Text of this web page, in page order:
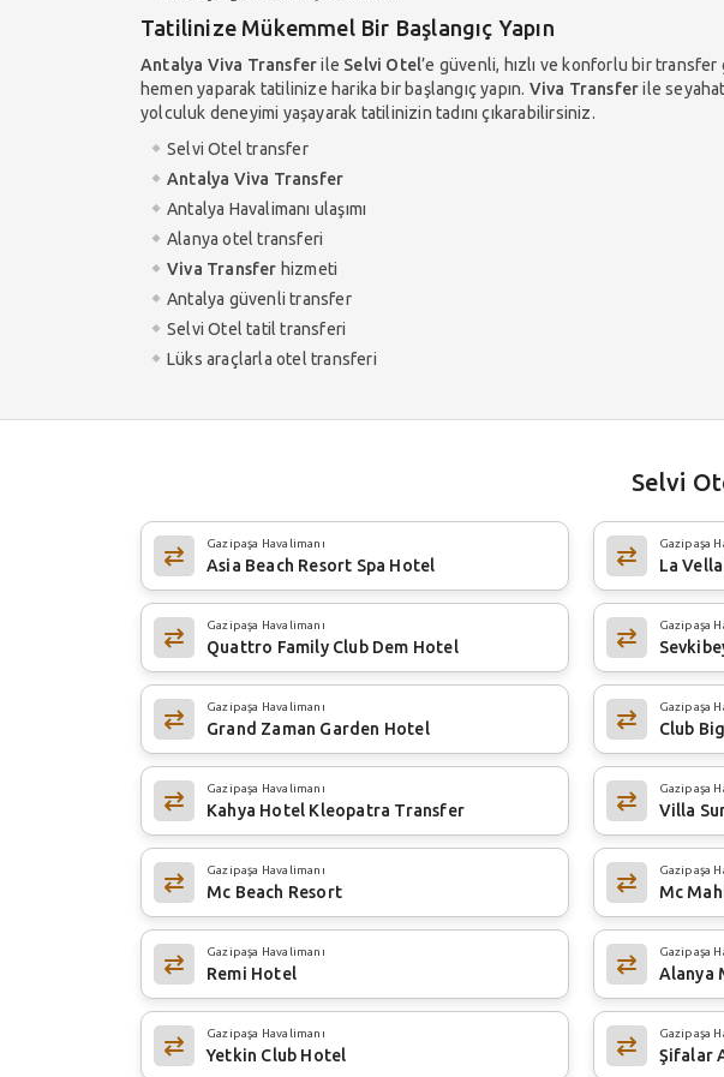
Tatilinize Mükemmel Bir Başlangıç Yapın
Antalya Viva Transferile Selvi Otel’e güvenli, hızlı ve konforlu bir
hemen yaparak tatilinize harika bir başlangıç yapın. Viva Transferile
yolculuk deneyimi yaşayarak tatilinizin tadını çıkarabilirsiniz.
Selvi Otel transfer
Antalya Viva Transfer
Antalya Havalimanı ulaşımı
Alanya otel transferi
Viva Transfer hizmeti
Antalya güvenli transfer
Selvi Otel tatil transferi
Lüks araçlarla otel transferi
Selvi
Gazipaşa Havalimanı
Asia Beach Resort Spa Hotel
Gazipaşa
La
Gazipaşa Havalimanı
Quattro Family Club Dem Hotel
Gazipaşa
Gazipaşa Havalimanı
Grand Zaman Garden Hotel
Gazipaşa
Club
Gazipaşa Havalimanı
Kahya Hotel Kleopatra Transfer
Gazipaşa
Villa
Gazipaşa Havalimanı
Mc Beach Resort
Gazipaşa
Mc
Gazipaşa Havalimanı
Remi Hotel
Gazipaşa
Alanya
Gazipaşa Havalimanı
Yetkin Club Hotel
Gazipaşa
Şifalar